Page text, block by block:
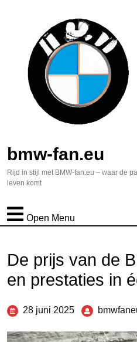
bmw-fan.eu
Rijd in stijl met BMW-fan.eu – waar de
leven komt
Open Menu
De prijs van de
en prestaties in
28 juni 2025